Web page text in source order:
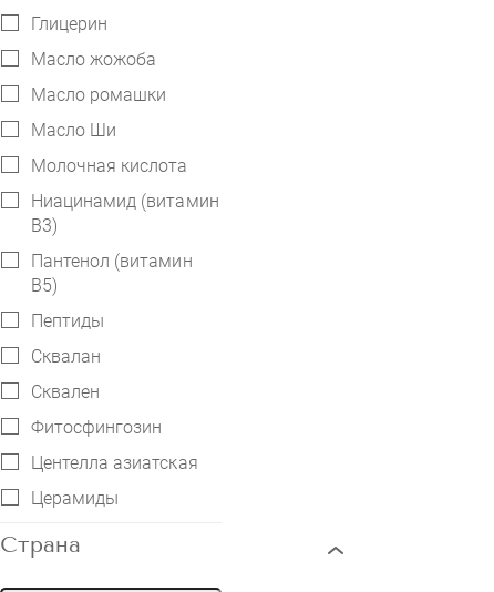
Глицерин
Масло жожоба
Масло ромашки
Масло Ши
Молочная кислота
Ниацинамид (витамин
В3)
Пантенол (витамин
B5)
Пептиды
Сквалан
Сквален
Фитосфингозин
Центелла азиатская
Церамиды
Страна